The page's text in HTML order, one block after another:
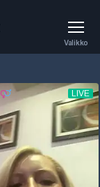
Valikko